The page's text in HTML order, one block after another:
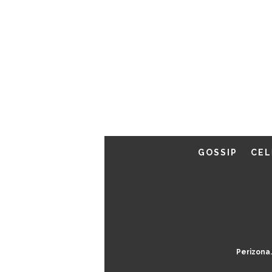
GOSSIP